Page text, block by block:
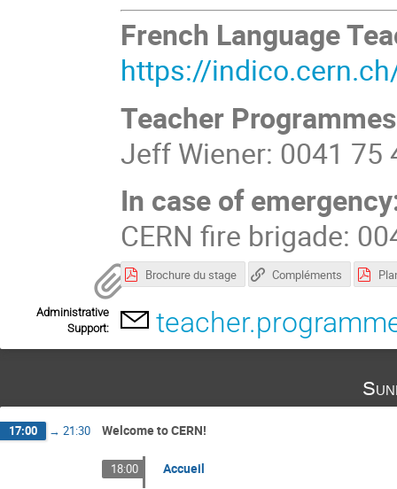
French Language
https://
Teacher
Jeff Wiener: 0041 75
In case of
CERN fire brigade:
Brochure du stage Compléments
Administrative
Support:
17:00 → 21:30 Welcome to CERN!
18:00 Accueil